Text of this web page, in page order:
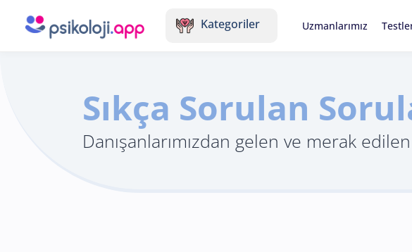
Kategoriler Uzmanlarımız
Sıkça Sorulan
Danışanlarımızdan gelen ve merak edilen